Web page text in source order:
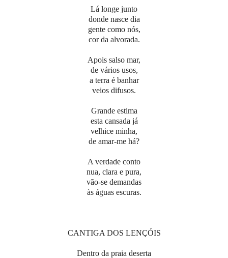
Lá longe junto
donde nasce dia
gente como nós,
cor da alvorada.
Apois salso mar,
de vários usos,
a terra é banhar
veios difusos.
Grande estima
esta cansada já
velhice minha,
de amar-me há?
A verdade conto
nua, clara e pura,
vão-se demandas
às águas escuras.
CANTIGA DOS LENÇÓIS
Dentro da praia deserta